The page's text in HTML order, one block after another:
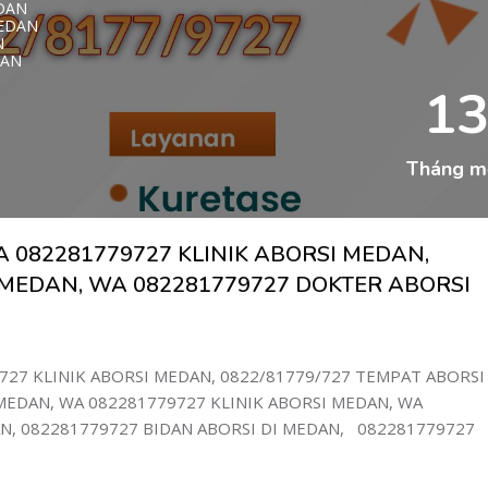
13
Tháng
082281779727 KLINIK ABORSI MEDAN,
WA 082281779727 DOKTER ABORSI
KLINIK ABORSI MEDAN, 0822/81779/727 TEMPAT ABORSI
WA 082281779727 KLINIK ABORSI MEDAN, WA
082281779727 BIDAN ABORSI DI MEDAN, 082281779727
KLINI
MEDAN
MEDAN
0822817797
779-727 K
MEDAN